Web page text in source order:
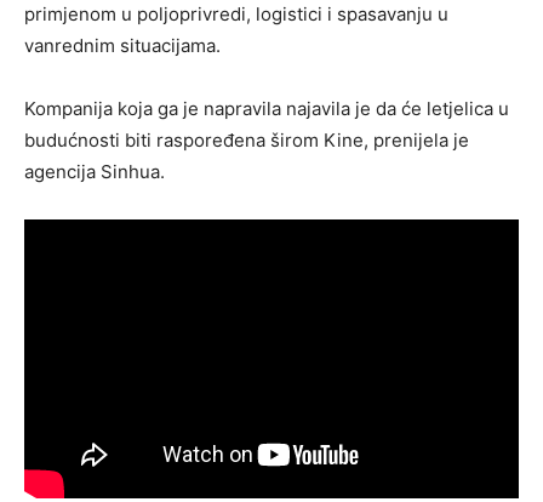
primjenom u poljoprivredi, logistici i spasavanju u
vanrednim situacijama.
Kompanija koja ga je napravila najavila je da će letjelica u
budućnosti biti raspoređena širom Kine, prenijela je
agencija Sinhua.